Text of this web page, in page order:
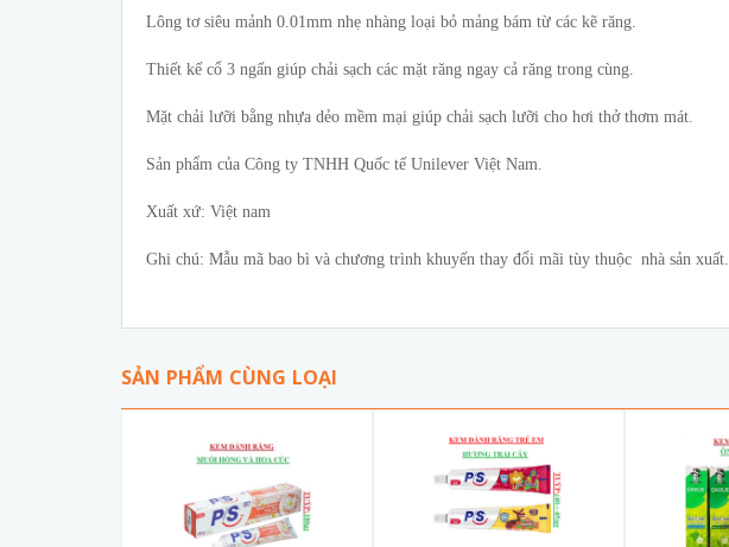
Lông tơ siêu mảnh 0.01mm nhẹ nhàng loại bỏ mảng bám từ các kẽ răng.
Thiết kế cổ 3 ngấn giúp chải sạch các mặt răng ngay cả răng trong cùng.
Mặt chải lưỡi bằng nhựa dẻo mềm mại giúp chải sạch lưỡi cho hơi thở thơm mát.
Sản phẩm của Công ty TNHH Quốc tế Unilever Việt Nam.
Xuất xứ: Việt nam
Ghi chú: Mẫu mã bao bì và chương trình khuyến thay đổi mãi tùy thuộc nhà sản xuất.
SẢN PHẨM CÙNG LOẠI